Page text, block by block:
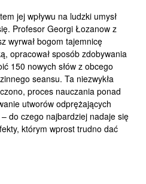
jej wpływu na ludzki umysł
Profesor Georgi Łozanow z
wyrwał bogom tajemnicę
opracował sposób zdobywania
150 nowych słów z obcego
seansu. Ta niezwykła
proces nauczania ponad
utworów odprężających
do czego najbardziej nadaje się
którym wprost trudno dać